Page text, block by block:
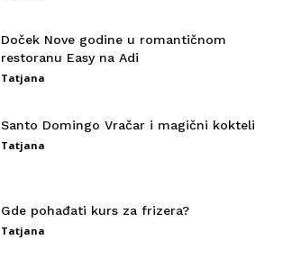
Doček Nove godine u romantičnom
restoranu Easy na Adi
Tatjana
Santo Domingo Vračar i magični kokteli
Tatjana
Gde pohađati kurs za frizera?
Tatjana